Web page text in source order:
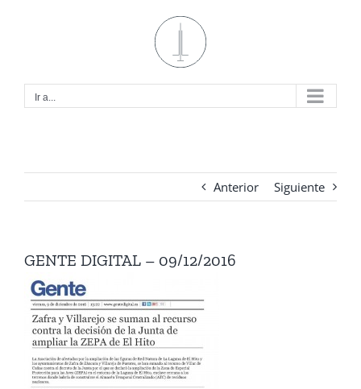
Ir a...
Anterior Siguiente
GENTE DIGITAL – 09/12/2016